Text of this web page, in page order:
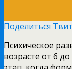
Поделиться
Психическое
возрасте от 6